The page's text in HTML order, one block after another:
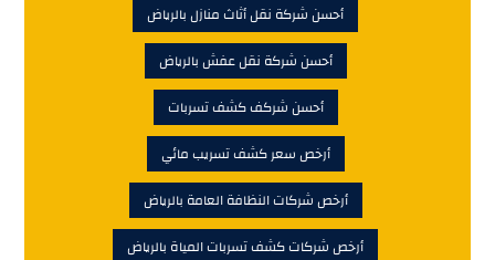
أحسن شركة نقل أثاث منازل بالرياض
أحسن شركة نقل عفش بالرياض
أحسن شركف كشف تسربات
أرخص سعر كشف تسريب مائي
أرخص شركات النظافة العامة بالرياض
أرخص شركات كشف تسربات المياة بالرياض